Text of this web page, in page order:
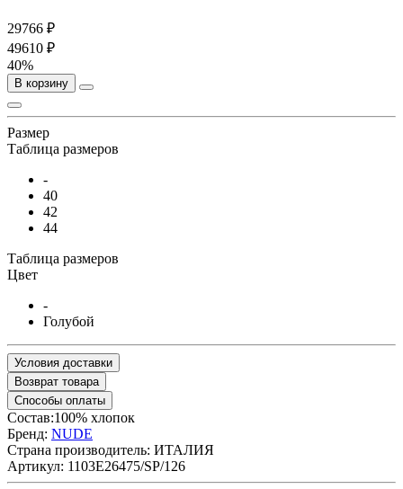
29766 ₽
49610 ₽
40%
В корзину
Размер
Таблица размеров
-
40
42
44
Таблица размеров
Цвет
-
Голубой
Условия доставки
Возврат товара
Способы оплаты
Состав:100% хлопок
Бренд: NUDE
Страна производитель: ИТАЛИЯ
Артикул: 1103E26475/SP/126